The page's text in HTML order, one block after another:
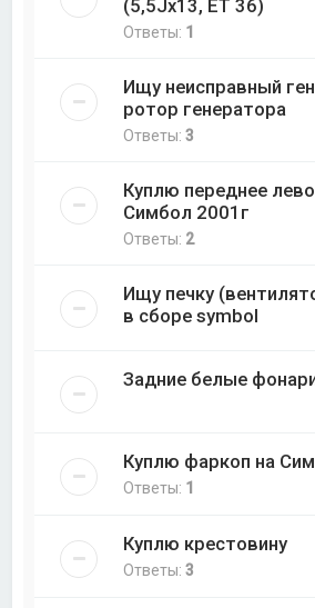
(5,5Jx13, ET 36)
Ответы: 1
Ищу неисправный
ротор генератора
Ответы:3
Куплю переднее
Симбол 2001г
Ответы: 2
Ищу печку
в сборе symbol
Задние белые
Куплю фаркоп на
Ответы: 1
Куплю крестовину
Ответы:3